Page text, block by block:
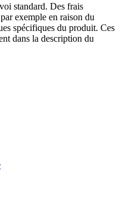
standard. Des frais
exemple en raison du
spécifiques du produit. Ces
dans la description du